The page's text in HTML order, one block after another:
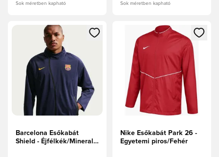
Sok méretben kapható Sok méretben kapható
Megnyit egy modált a bejelentkezéshez vagy a tagként
Barcelona Esőkabát
Shield - Éjfélkék/Mineral
Megnyit egy modált a
Nike Esőkabát Park 26 -
Egyetemi piros/Fehér